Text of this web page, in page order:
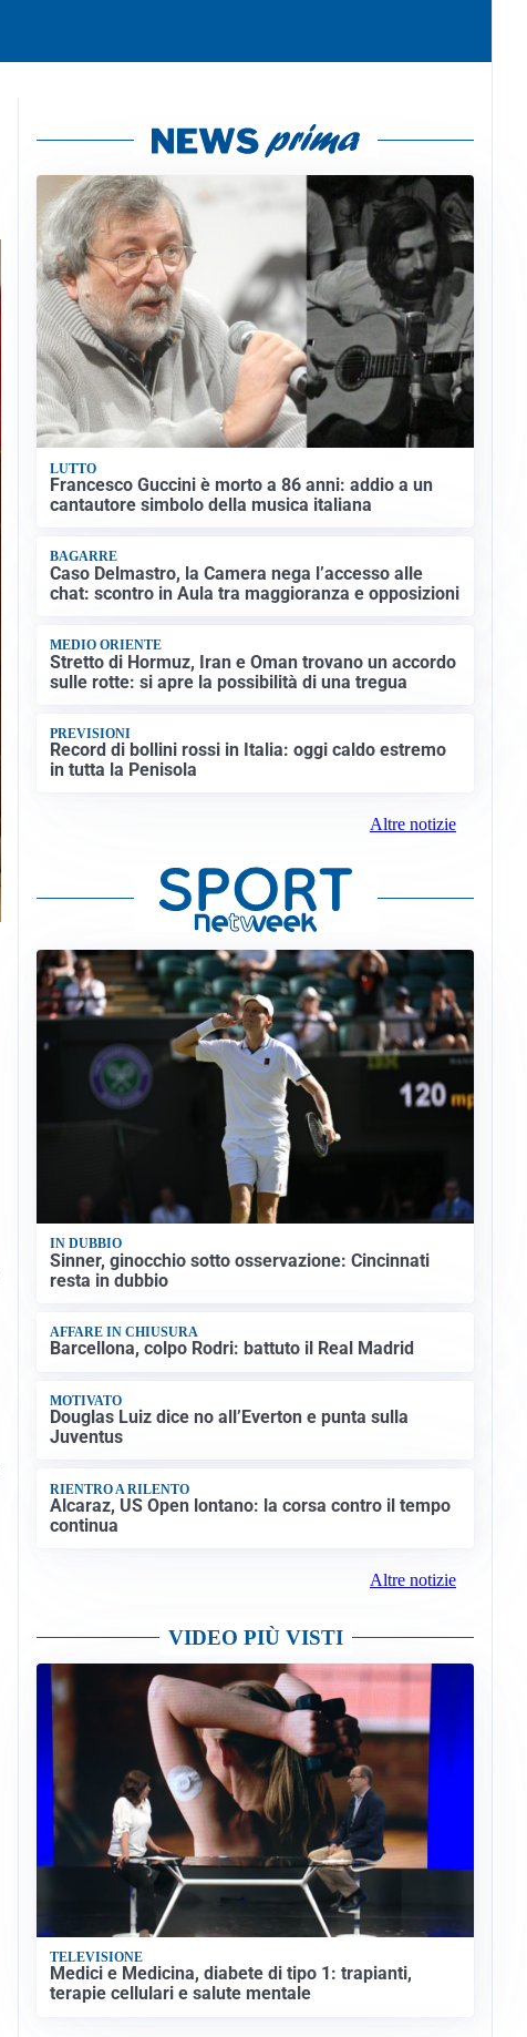
LUTTO
Francesco Guccini è morto a 86 anni: addio a un
cantautore simbolo della musica italiana
BAGARRE
Caso Delmastro, la Camera nega l’accesso alle
chat: scontro in Aula tra maggioranza e opposizioni
MEDIO ORIENTE
Stretto di Hormuz, Iran e Oman trovano un accordo
sulle rotte: si apre la possibilità di una tregua
PREVISIONI
Record di bollini rossi in Italia: oggi caldo estremo
in tutta la Penisola
Altre notizie
IN DUBBIO
Sinner, ginocchio sotto osservazione: Cincinnati
resta in dubbio
AFFARE IN CHIUSURA
Barcellona, colpo Rodri: battuto il Real Madrid
MOTIVATO
Douglas Luiz dice no all’Everton e punta sulla
Juventus
RIENTRO A RILENTO
Alcaraz, US Open lontano: la corsa contro il tempo
continua
Altre notizie
VIDEO PIÙ VISTI
TELEVISIONE
Medici e Medicina, diabete di tipo 1: trapianti,
terapie cellulari e salute mentale